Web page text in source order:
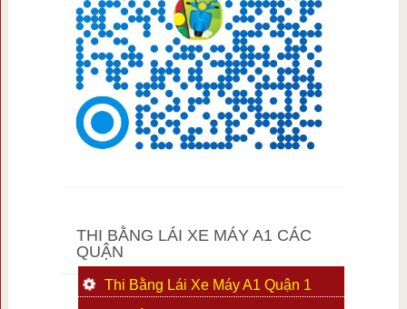
THI BẰNG LÁI XE MÁY A1 CÁC
QUẬN
Thi Bằng Lái Xe Máy A1 Quận 1